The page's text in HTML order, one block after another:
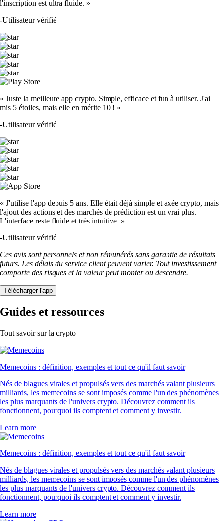
l'inscription est ultra fluide. »
-Utilisateur vérifié
« Juste la meilleure app crypto. Simple, efficace et fun à utiliser. J'ai
mis 5 étoiles, mais elle en mérite 10 ! »
-Utilisateur vérifié
« J'utilise l'app depuis 5 ans. Elle était déjà simple et axée crypto, mais
l'ajout des actions et des marchés de prédiction est un vrai plus.
L'interface reste fluide et très intuitive. »
-Utilisateur vérifié
Ces avis sont personnels et non rémunérés sans garantie de résultats
futurs. Les délais du service client peuvent varier. Tout investissement
comporte des risques et la valeur peut monter ou descendre.
Télécharger l'app
Guides et ressources
Tout savoir sur la crypto
Memecoins : définition, exemples et tout ce qu'il faut savoir
Nés de blagues virales et propulsés vers des marchés valant plusieurs
milliards, les memecoins se sont imposés comme l'un des phénomènes
les plus marquants de l'univers crypto. Découvrez comment ils
fonctionnent, pourquoi ils comptent et comment y investir.
Learn more
Memecoins : définition, exemples et tout ce qu'il faut savoir
Nés de blagues virales et propulsés vers des marchés valant plusieurs
milliards, les memecoins se sont imposés comme l'un des phénomènes
les plus marquants de l'univers crypto. Découvrez comment ils
fonctionnent, pourquoi ils comptent et comment y investir.
Learn more